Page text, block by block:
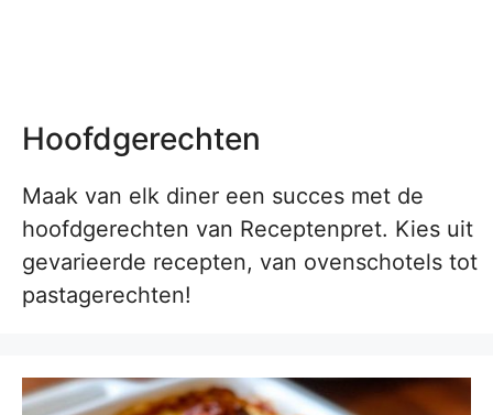
Hoofdgerechten
Maak van elk diner een succes met de
hoofdgerechten van Receptenpret. Kies uit
gevarieerde recepten, van ovenschotels tot
pastagerechten!